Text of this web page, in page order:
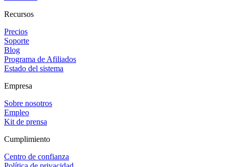
Recursos
Precios
Soporte
Blog
Programa de Afiliados
Estado del sistema
Empresa
Sobre nosotros
Empleo
Kit de prensa
Cumplimiento
Centro de confianza